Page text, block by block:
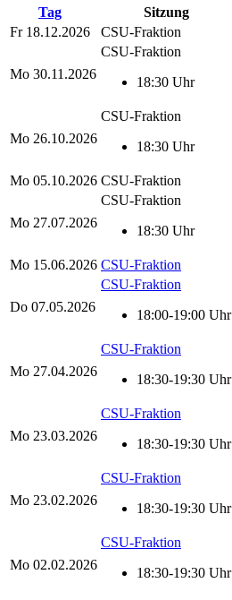
Tag Sitzung
Fr 18.12.2026 CSU-Fraktion
Mo 30.11.2026
CSU-Fraktion
18:30 Uhr
Mo 26.10.2026
CSU-Fraktion
18:30 Uhr
Mo 05.10.2026 CSU-Fraktion
Mo 27.07.2026
CSU-Fraktion
18:30 Uhr
Mo 15.06.2026 CSU-Fraktion
Do 07.05.2026
CSU-Fraktion
18:00-19:00 Uhr
Mo 27.04.2026
CSU-Fraktion
18:30-19:30 Uhr
Mo 23.03.2026
CSU-Fraktion
18:30-19:30 Uhr
Mo 23.02.2026
CSU-Fraktion
18:30-19:30 Uhr
Mo 02.02.2026
CSU-Fraktion
18:30-19:30 Uhr